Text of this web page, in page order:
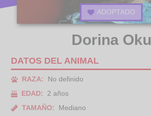
ADOPTADO
Dorina Oku
DATOS DEL ANIMAL
RAZA:
No definido
EDAD:
2 años
TAMAÑO:
Mediano